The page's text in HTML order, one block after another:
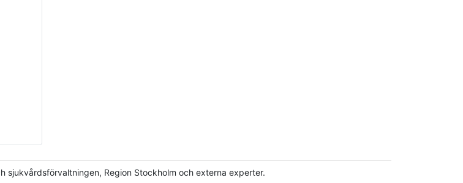
sjukvårdsförvaltningen, Region Stockholm och externa experter.